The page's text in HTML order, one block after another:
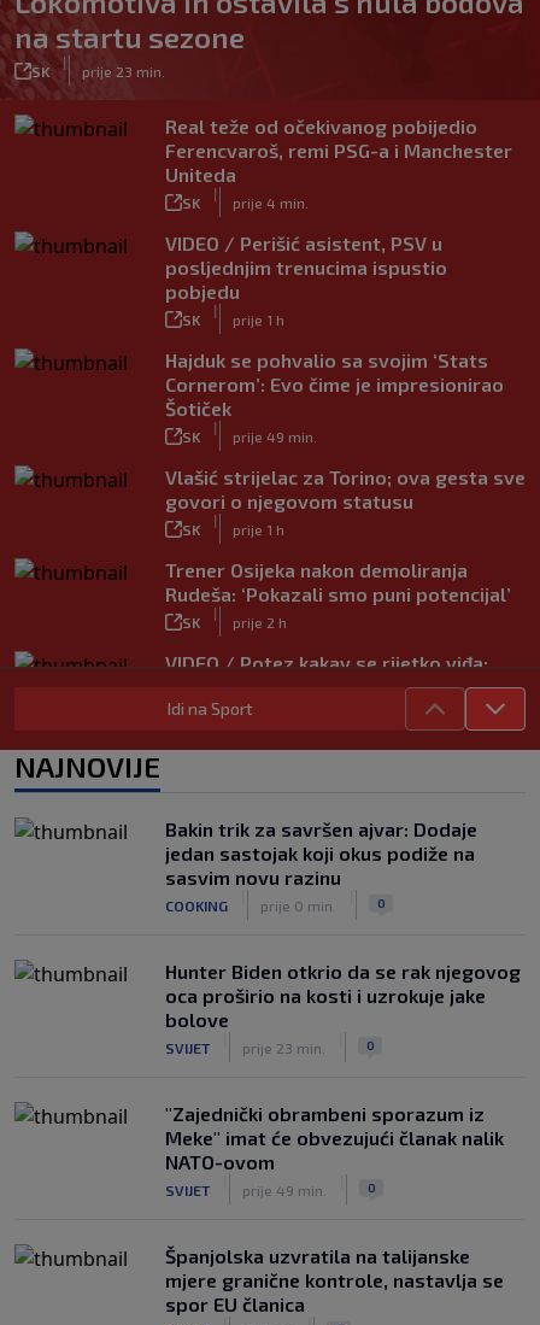
na startu sezone
SK
|
prije 23 min.
Real teže od očekivanog pobijedio
Ferencvaroš, remi PSG-a i Manchester
Uniteda
SK
|
prije 4 min.
VIDEO / Perišić asistent, PSV u
posljednjim trenucima ispustio
pobjedu
SK
|
prije 1 h
Hajduk se pohvalio sa svojim ‘Stats
Cornerom’: Evo čime je impresionirao
Šotiček
SK
|
prije 49 min.
Vlašić strijelac za Torino; ova gesta sve
govori o njegovom statusu
SK
|
prije 1 h
Trener Osijeka nakon demoliranja
Rudeša: ‘Pokazali smo puni potencijal’
SK
|
prije 2 h
VIDEO / Potez kakav se rijetko viđa:
Kada pomoć nije stigla, na rukama je
iznio suigrača u bolovima
SK prije 3 h
Dinamo u finalu Ramljaka! Sutra protiv
Ajaxa na glavnom terenu Maksimira
|
prije 3 h
Idi na Sport
NAJNOVIJE
Bakin trik za savršen ajvar: Dodaje
jedan sastojak koji okus podiže na
sasvim novu razinu
COOKING prije 0 min. 0
Hunter Biden otkrio da se rak njegovog
oca proširio na kosti i uzrokuje jake
bolove
SVIJET prije 23 min. 0
"Zajednički obrambeni sporazum iz
Meke" imat će obvezujući članak nalik
NATO-ovom
SVIJET prije 49 min. 0
Španjolska uzvratila na talijanske
mjere granične kontrole, nastavlja se
spor EU članica